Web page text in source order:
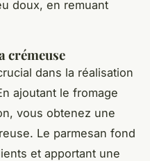
doux, en remuant
crémeuse
dans la réalisation
ajoutant le fromage
vous obtenez une
Le parmesan fond
et apportant une